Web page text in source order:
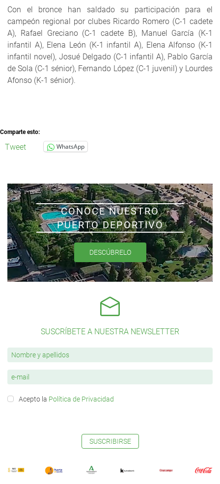
Con el bronce han saldado su participación para el
campeón regional por clubes Ricardo Romero (C-1 cadete
A), Rafael Greciano (C-1 cadete B), Manuel García (K-1
infantil A), Elena León (K-1 infantil A), Elena Alfonso (K-1
infantil novel), Josué Delgado (C-1 infantil A), Pablo García
de Sola (C-1 sénior), Fernando López (C-1 juvenil) y Lourdes
Afonso (K-1 sénior).
Comparte esto:
Tweet WhatsApp
CONOCE NUESTRO
PUERTO DEPORTIVO
DESCÚBRELO
SUSCRÍBETE A NUESTRA NEWSLETTER
Acepto la Política de Privacidad
SUSCRIBIRSE